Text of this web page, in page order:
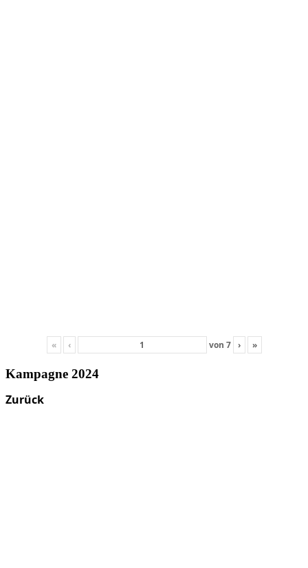
« ‹ von 7 › »
Kampagne 2024
Zurück